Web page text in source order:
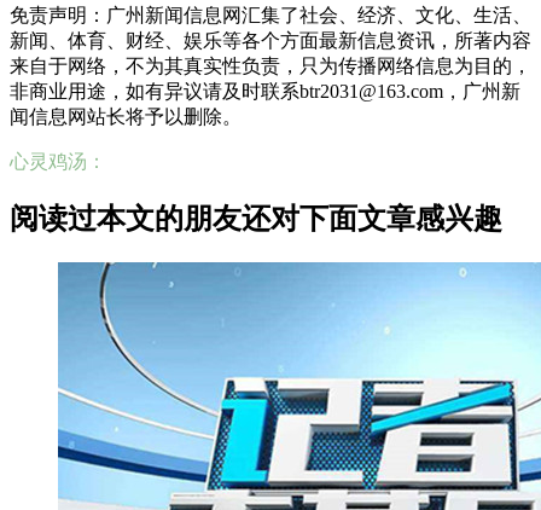
免责声明：广州新闻信息网汇集了社会、经济、文化、生活、
新闻、体育、财经、娱乐等各个方面最新信息资讯，所著内容
来自于网络，不为其真实性负责，只为传播网络信息为目的，
非商业用途，如有异议请及时联系btr2031@163.com，广州新
闻信息网站长将予以删除。
心灵鸡汤：
阅读过本文的朋友还对下面文章感兴趣